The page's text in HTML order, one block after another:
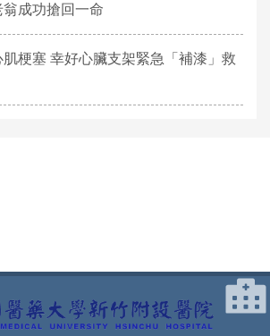
成功搶回一命
梗塞 幸好心臟支架緊急「補漆」救